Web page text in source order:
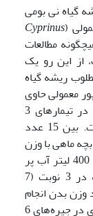
گیاه نی بومی
(
Cyprinus
مطالعات
این رو یک
مطلوب ریشه گیاه
تجاری کپور معمولی حاوی
0، 3، 6، 9 و 12 درصد پودر ریشه گیاه نی در تیمار­های 3
تکراری مورد تغذیه ماهیان جوان قرار گرفت. بین 15 عدد
لیتری تعداد 90 قطعه بچه ماهی با وزن
متوسط2 ± 50 گرم به صورت تصادفی که با 400 لیتر آب پر
شده بودند، توزیع گردید. غذادهی روزانه در 3 نوبت (7
به میزان 5 درصد وزن بدن انجام
گردید. بهترین عملکرد رشد، راندمان تغذیه­ای در جیره‌های 6